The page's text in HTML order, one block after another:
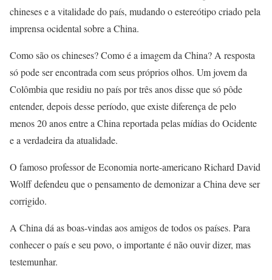
chineses e a vitalidade do país, mudando o estereótipo criado pela
imprensa ocidental sobre a China.
Como são os chineses? Como é a imagem da China? A resposta
só pode ser encontrada com seus próprios olhos. Um jovem da
Colômbia que residiu no país por três anos disse que só pôde
entender, depois desse período, que existe diferença de pelo
menos 20 anos entre a China reportada pelas mídias do Ocidente
e a verdadeira da atualidade.
O famoso professor de Economia norte-americano Richard David
Wolff defendeu que o pensamento de demonizar a China deve ser
corrigido.
A China dá as boas-vindas aos amigos de todos os países. Para
conhecer o país e seu povo, o importante é não ouvir dizer, mas
testemunhar.